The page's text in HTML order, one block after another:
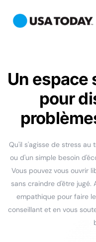
Un espace
pour
Qu'il s'agisse de stress au
ou d'un simple besoin
Vous pouvez vous ouvrir
sans craindre d'être
empathique pour faire
conseillant et en vous